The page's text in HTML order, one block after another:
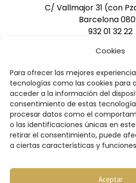
Cookies
Para ofrecer las mejores
tecnologías como las cookies para
acceder a la información del
consentimiento de estas
procesar datos como el
o las identificaciones únicas en
retirar el consentimiento, puede
a ciertas características y
Aceptar
C/ Vallmajor 31 (con
Barcelona
932 01 32 22
DESCARGAR
Condiciones de
Política de